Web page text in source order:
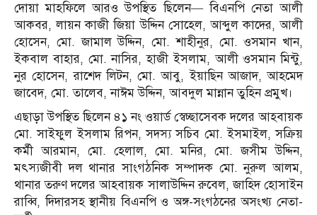
দোয়া মাহফিলে আরও উপস্থিত ছিলেন— বিএনপি নেতা আলী
আকবর, লায়ন কাজী জিয়া উদ্দিন সোহেল, আব্দুল কাদের, আলী
হোসেন, মো. জামাল উদ্দিন, মো. শাহীনুর, মো. ওসমান খান,
ইকবাল বাহার, মো. নাসির, হাজী ইসলাম, আলী ওসমান মিন্টু,
নুর হোসেন, রাশেদ লিটন, মো. আবু, ইয়াছিন আজাদ, আহমেদ
জাবেদ, মো. তালেব, নাঈম উদ্দিন, আবদুল মান্নান তুহিন প্রমুখ।
এছাড়া উপস্থিত ছিলেন ৪১ নং ওয়ার্ড স্বেচ্ছাসেবক দলের আহবায়ক
মো. সাইফুল ইসলাম রিপন, সদস্য সচিব মো. ইসমাইল, সক্রিয়
কর্মী আরমান, মো. হেলাল, মো. মনির, মো. জসীম উদ্দিন,
মৎস্যজীবী দল থানার সাংগঠনিক সম্পাদক মো. নুরুল আলম,
থানার তরুণ দলের আহবায়ক সালাউদ্দিন রুবেল, জাহিদ হোসাইন
রাব্বি, দিদারসহ স্থানীয় বিএনপি ও অঙ্গ-সংগঠনের অসংখ্য নেতা-